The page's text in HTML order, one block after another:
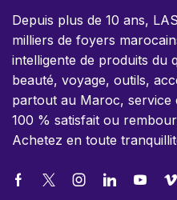
Depuis plus de 10 ans,
milliers de foyers
intelligente de produits du
beauté, voyage, outils,
partout au Maroc, service
100 % satisfait ou
Achetez en toute